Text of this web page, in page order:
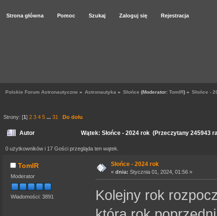
Strona główna Pomoc Szukaj Zaloguj się Rejestracja
Polskie Forum Astronautyczne » Astronautyka » Słońce (Moderator:TomIR) » Słońce -
Strony: [1]2 3 4 5 ...31 Do dołu
Autor Wątek: Słońce - 2024 rok (Przeczytany 245943
0 użytkowników i 17 Gości przegląda ten wątek.
TomIR
Moderator
Wiadomości: 3891
Słońce - 2024 rok
« dnia: Stycznia 01, 2024, 01:56 »
Kolejny rok